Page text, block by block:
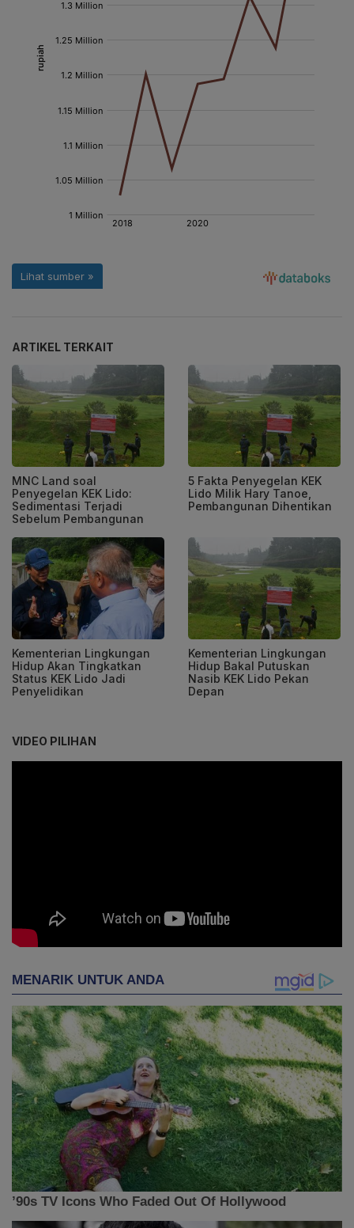
ARTIKEL TERKAIT
MNC Land soal
Penyegelan KEK Lido:
Sedimentasi Terjadi
Sebelum Pembangunan
5 Fakta Penyegelan KEK
Lido Milik Hary Tanoe,
Pembangunan Dihentikan
Kementerian Lingkungan
Hidup Akan Tingkatkan
Status KEK Lido Jadi
Penyelidikan
Kementerian Lingkungan
Hidup Bakal Putuskan
Nasib KEK Lido Pekan
Depan
VIDEO PILIHAN